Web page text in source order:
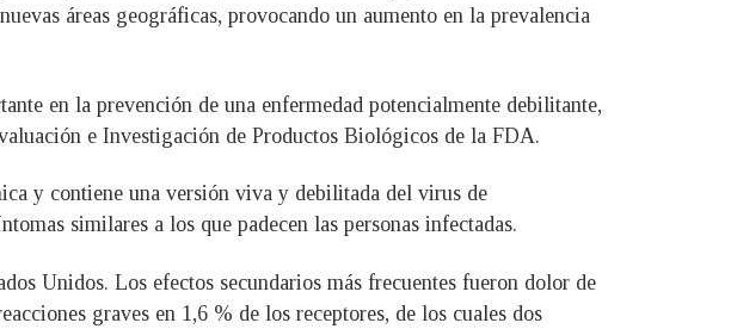
áreas geográficas, provocando un aumento en la prevalencia
en la prevención de una enfermedad potencialmente debilitante,
e Investigación de Productos Biológicos de la FDA.
y contiene una versión viva y debilitada del virus de
similares a los que padecen las personas infectadas.
Unidos. Los efectos secundarios más frecuentes fueron dolor de
graves en 1,6 % de los receptores, de los cuales dos